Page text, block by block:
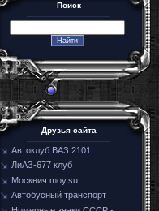
Поиск
Друзья сайта
Автоклуб ВАЗ 2101
ЛиАЗ-677 клуб
Москвич.moy.su
Автобусный транспорт